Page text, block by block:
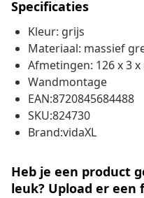
Specificaties
Kleur: grijs
Materiaal: massief
Afmetingen: 126 x 3 x
Wandmontage
EAN:8720845684488
SKU:824730
Brand:vidaXL
Heb je een product
leuk? Upload er een